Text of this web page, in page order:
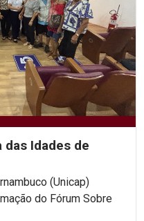
das Idades de
(Unicap)
do Fórum Sobre